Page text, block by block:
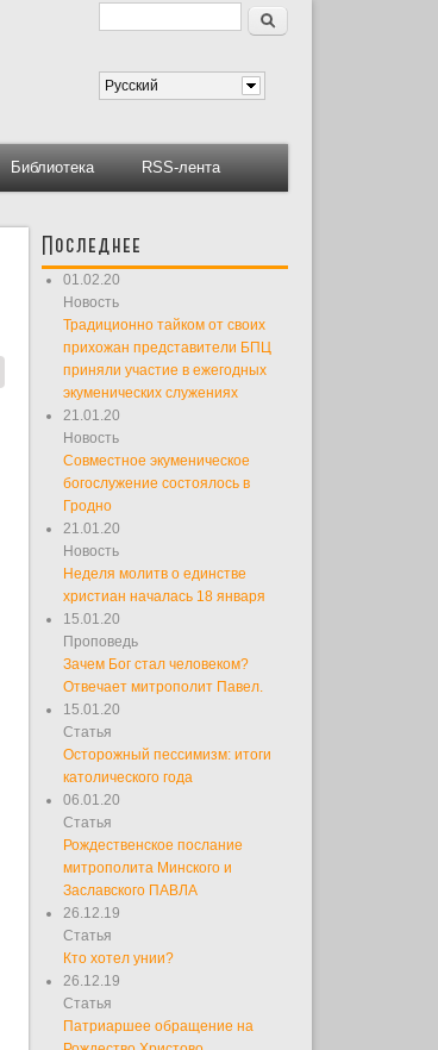
Форма поиска
Поиск
Русский
Библиотека RSS-лента
Последнее
01.02.20
Новость
Традиционно тайком от своих
прихожан представители БПЦ
приняли участие в ежегодных
экуменических служениях
21.01.20
Новость
Совместное экуменическое
богослужение состоялось в
Гродно
21.01.20
Новость
Неделя молитв о единстве
христиан началась 18 января
15.01.20
Проповедь
Зачем Бог стал человеком?
Отвечает митрополит Павел.
15.01.20
Статья
Осторожный пессимизм: итоги
католического года
06.01.20
Статья
Рождественское послание
митрополита Минского и
Заславского ПАВЛА
26.12.19
Статья
Кто хотел унии?
26.12.19
Статья
Патриаршее обращение на